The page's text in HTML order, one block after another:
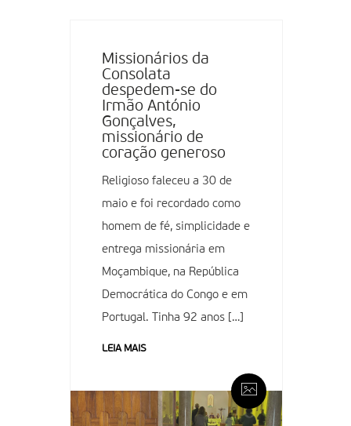
Missionários da
Consolata
despedem-se do
Irmão António
Gonçalves,
missionário de
coração generoso
Religioso faleceu a 30 de
maio e foi recordado como
homem de fé, simplicidade e
entrega missionária em
Moçambique, na República
Democrática do Congo e em
Portugal. Tinha 92 anos […]
LEIA MAIS